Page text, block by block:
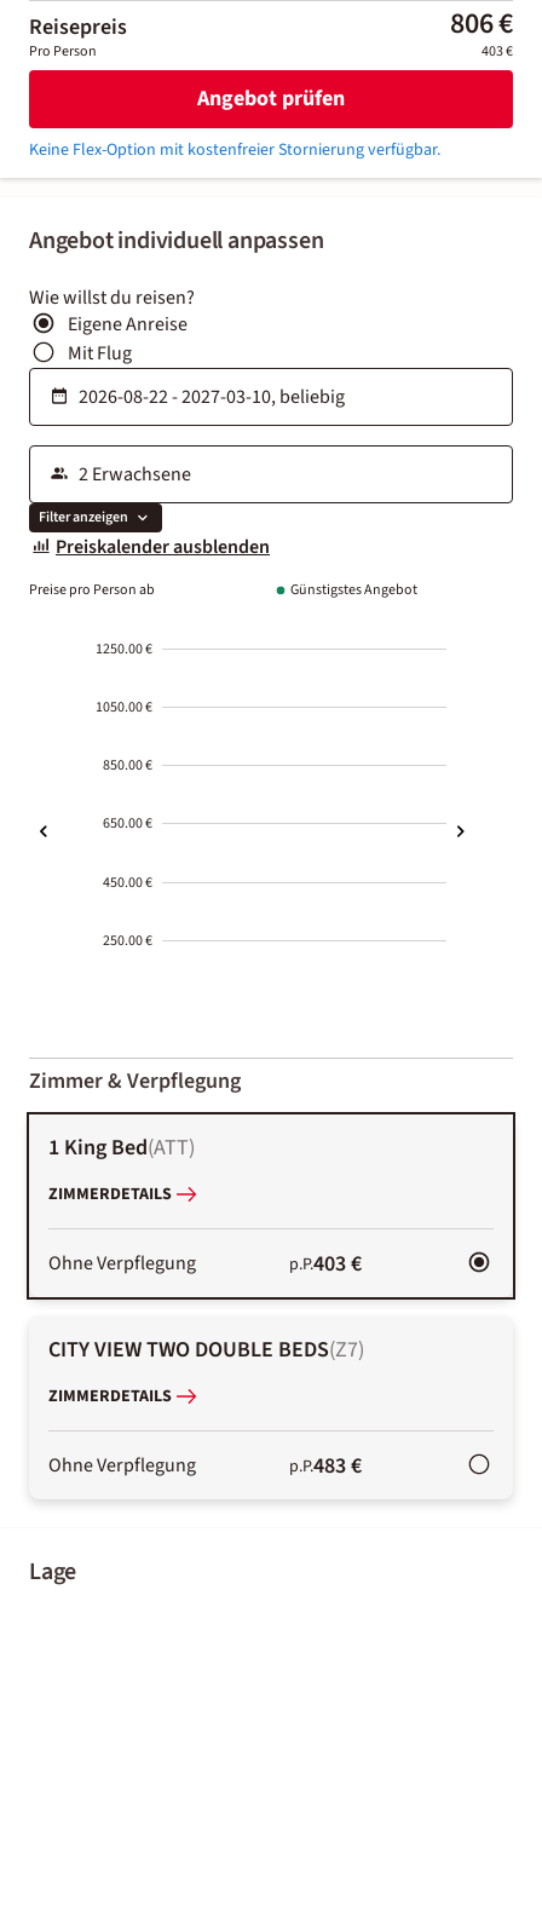
Angebot individuell anpassen
Wie willst du reisen?
Eigene Anreise
Mit Flug
Filter anzeigen
Preiskalender ausblenden
Preise pro Person ab Günstigstes Angebot
1250.00 €
1050.00 €
850.00 €
650.00 €
450.00 €
250.00 €
01-02
Zimmer & Verpflegung
1 King Bed(ATT)
ZIMMERDETAILS
Ohne Verpflegung p.P.403 €
CITY VIEW TWO DOUBLE BEDS(Z7)
ZIMMERDETAILS
Ohne Verpflegung p.P.483 €
Lage
Reisepreis 806 €
Pro Person 403 €
Angebot prüfen
Keine Flex-Option mit kostenfreier Stornierung verfügbar.